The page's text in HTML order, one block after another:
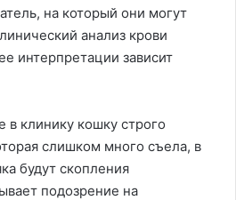
на который они могут
анализ крови
интерпретации зависит
клинику кошку строго
слишком много съела, в
будут скопления
подозрение на